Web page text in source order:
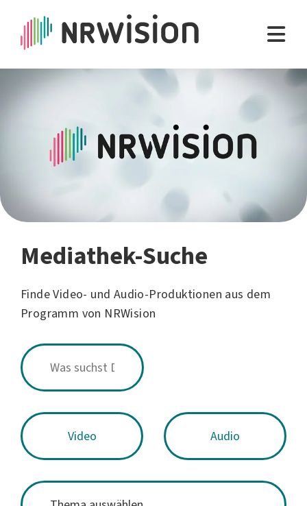
Mediathek-Suche
Finde Video- und Audio-Produktionen aus dem
Programm von NRWision
Video Audio